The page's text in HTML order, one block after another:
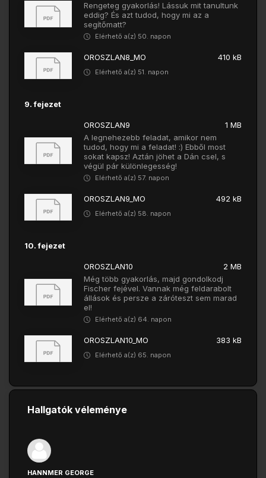
Rengeteg gyakorlás! Lássuk mit tanultunk
eddig? És azt tudod, hogy mi az a
segítőmatt?
Elérhető a(z) 50. napon
OROSZLAN8_MO 410 kB
Elérhető a(z) 51. napon
9. fejezet
OROSZLAN9
1 MB
A legnehezebb feladat, amikor nem
tudod, hogy mi a feladat! :) Ebből most
sokat kapsz! Aztán jöhet a Dán csel, s
végül pár különlegesség!
Elérhető a(z) 57. napon
OROSZLAN9_MO 492 kB
Elérhető a(z) 58. napon
10. fejezet
OROSZLAN10
2 MB
Még több gyakorlás, majd gondolkodj
Fischer fejével. Vannak még feldarabolt
állások és persze a záróteszt sem marad
el!
Elérhető a(z) 64. napon
OROSZLAN10_MO 383 kB
Elérhető a(z) 65. napon
Hallgatók véleménye
HANNMER GEORGE